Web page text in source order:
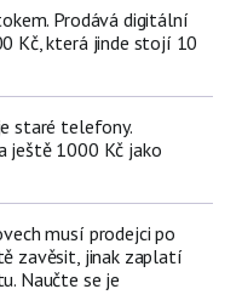
Prodává digitální
Kč, která jinde stojí 10
staré telefony.
ještě 1000 Kč jako
musí prodejci po
zavěsit, jinak zaplatí
Naučte se je